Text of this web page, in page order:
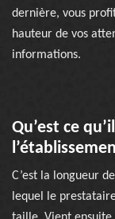
dernière, vous
hauteur de vos
informations.
Qu’est ce
C’est la longueur
lequel le